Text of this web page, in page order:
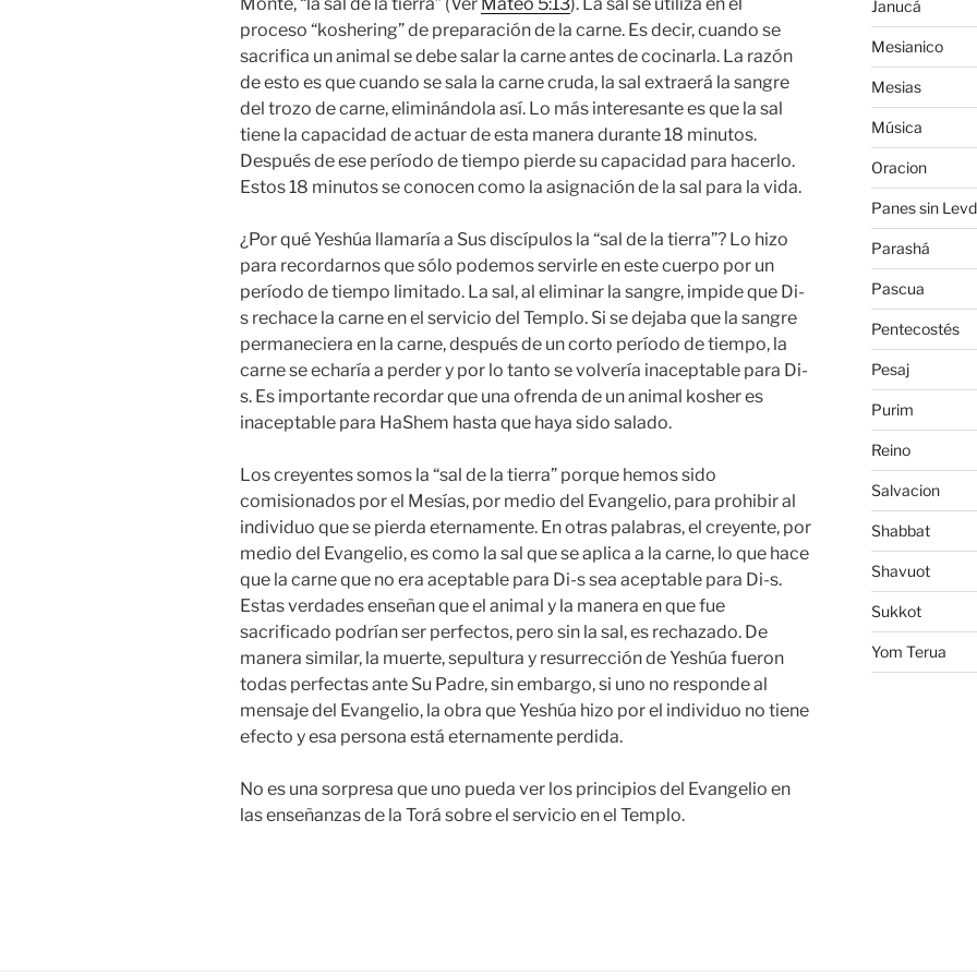
proceso “koshering” de preparación de la carne. Es decir, cuando se
sacrifica un animal se debe salar la carne antes de cocinarla. La razón
de esto es que cuando se sala la carne cruda, la sal extraerá la sangre
del trozo de carne, eliminándola así. Lo más interesante es que la sal
tiene la capacidad de actuar de esta manera durante 18 minutos.
Después de ese período de tiempo pierde su capacidad para hacerlo.
Estos 18 minutos se conocen como la asignación de la sal para la vida.
¿Por qué Yeshúa llamaría a Sus discípulos la “sal de la tierra”? Lo hizo
para recordarnos que sólo podemos servirle en este cuerpo por un
período de tiempo limitado. La sal, al eliminar la sangre, impide que Di-
s rechace la carne en el servicio del Templo. Si se dejaba que la sangre
permaneciera en la carne, después de un corto período de tiempo, la
carne se echaría a perder y por lo tanto se volvería inaceptable para Di-
s. Es importante recordar que una ofrenda de un animal kosher es
inaceptable para HaShem hasta que haya sido salado.
Los creyentes somos la “sal de la tierra” porque hemos sido
comisionados por el Mesías, por medio del Evangelio, para prohibir al
individuo que se pierda eternamente. En otras palabras, el creyente, por
medio del Evangelio, es como la sal que se aplica a la carne, lo que hace
que la carne que no era aceptable para Di-s sea aceptable para Di-s.
Estas verdades enseñan que el animal y la manera en que fue
sacrificado podrían ser perfectos, pero sin la sal, es rechazado. De
manera similar, la muerte, sepultura y resurrección de Yeshúa fueron
todas perfectas ante Su Padre, sin embargo, si uno no responde al
mensaje del Evangelio, la obra que Yeshúa hizo por el individuo no tiene
efecto y esa persona está eternamente perdida.
No es una sorpresa que uno pueda ver los principios del Evangelio en
las enseñanzas de la Torá sobre el servicio en el Templo.
Janucá
Mesianico
Mesias
Música
Oracion
Panes sin
Parashá
Pascua
Pentecostés
Pesaj
Purim
Reino
Salvacion
Shabbat
Shavuot
Sukkot
Yom Terua